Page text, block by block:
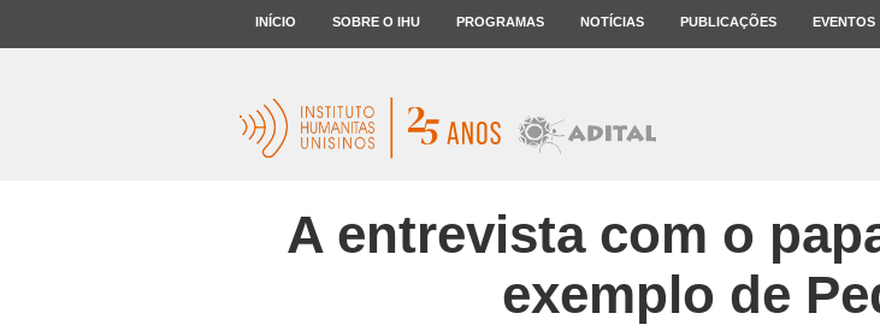
INÍCIO SOBRE O IHU PROGRAMAS NOTÍCIAS PUBLICAÇÕES EVENTOS
A entrevista com o
exemplo de